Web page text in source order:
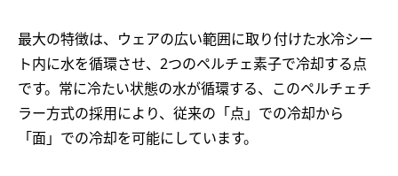
最大の特徴は、ウェアの広い範囲に取り付けた水冷シー
ト内に水を循環させ、2つのペルチェ素子で冷却する点
です。常に冷たい状態の水が循環する、このペルチェチ
ラー方式の採用により、従来の「点」での冷却から
「面」での冷却を可能にしています。